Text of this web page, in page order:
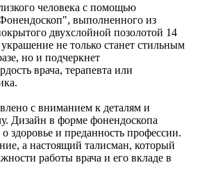
человека с помощью
выполненного из
двухслойной позолотой 14
не только станет стильным
но и подчеркнет
врача, терапевта или
с вниманием к деталям и
Дизайн в форме фонендоскопа
здоровье и преданность профессии.
а настоящий талисман, который
работы врача и его вкладе в